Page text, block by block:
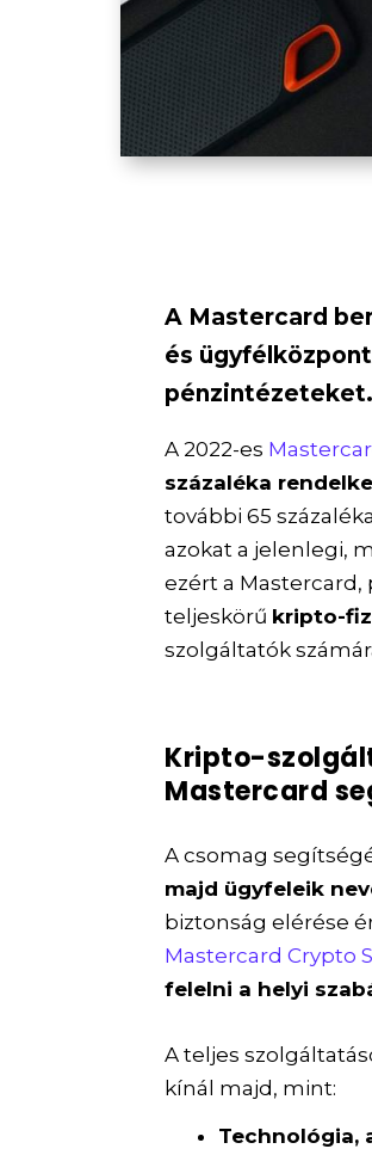
A Mastercard
és
pénzintézeteket.
A 2022-es
százaléka
további 65
azokat a jelenlegi,
ezért a
teljeskörű kripto-
szolgáltatók
Kripto-
Mastercard
A csomag
majd ügyfeleik
biztonság elérése
Mastercard Crypto
felelni a helyi
A teljes
kínál majd, mint:
Technológia,